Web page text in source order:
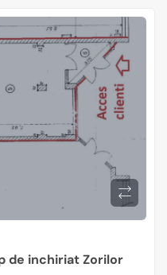
de inchiriat Zorilor